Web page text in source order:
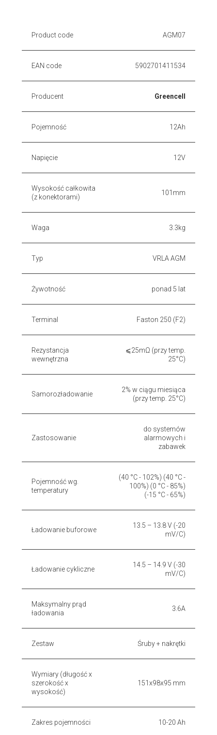
Product code AGM07
EAN code 5902701411534
Producent Greencell
Pojemność 12Ah
Napięcie 12V
Wysokość całkowita
(z konektorami)
101mm
Waga 3.3kg
Typ VRLA AGM
Żywotność ponad 5 lat
Terminal Faston 250 (F2)
Rezystancja
wewnętrzna
⩽25mΩ (przy temp.
25°C)
Samorozładowanie
2% w ciągu miesiąca
(przy temp. 25°C)
Zastosowanie
do systemów
alarmowych i
zabawek
Pojemność wg.
temperatury
(40 °C - 102%) (40 °C -
100%) (0 °C - 85%)
(-15 °C - 65%)
Ładowanie buforowe
13.5 – 13.8 V (-20
mV/C)
Ładowanie cykliczne
14.5 – 14.9 V (-30
mV/C)
Maksymalny prąd
ładowania
3.6A
Zestaw Śruby + nakrętki
Wymiary (długość x
szerokość x
wysokość)
151x98x95 mm
Zakres pojemności 10-20 Ah